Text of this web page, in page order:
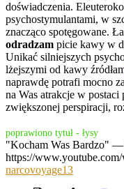
doświadczenia.
psychostymulantami, w
znacząco spotęgowane.
odradzam picie kawy w
Unikać silniejszych
lżejszymi od kawy
naprawdę potrafi mocno
na Was atrakcje w
zwiększonej perspiracji,
poprawiono tytuł - łysy
"Kocham Was Bardzo"
https://
narcovoyage13